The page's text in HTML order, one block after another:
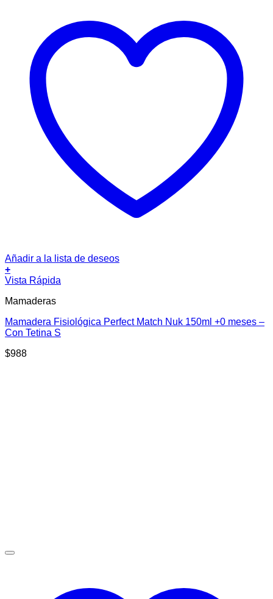
Añadir a la lista de deseos
+
Vista Rápida
Mamaderas
Mamadera Fisiológica Perfect Match Nuk 150ml +0 meses –
Con Tetina S
$988